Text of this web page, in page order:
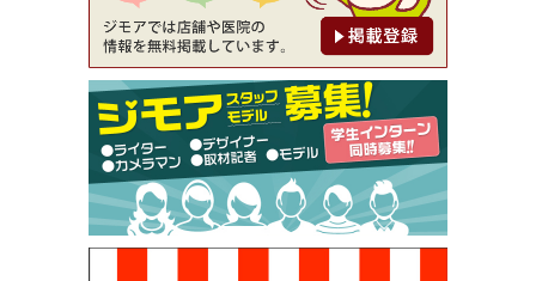
【ジモア限定②】初回割引 特価 鼻毛脱毛 半額 2,2
00円⇒1,100円（メンズ専門ワックス脱毛サロン Mi
ckle（ミックル））
[有効期限]2026年9月30日
【ジモア限定特典①】まつ毛カール 3,850円→ 2,7
50円（Premiere（プルミエール））
[有効期限]2026年9月30日
焼き餃子 一皿サービス（餃子酒場たっちゃん 西
早稲田店）
[有効期限]2026年9月30日